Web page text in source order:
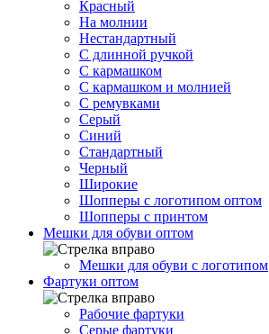
Красный
На молнии
Нестандартный
С длинной ручкой
С кармашком
С кармашком и молнией
С ремувками
Серый
Синий
Стандартный
Черный
Широкие
Шопперы с логотипом оптом
Шопперы с принтом
Мешки для обуви оптом
Мешки для обуви с логотипом
Фартуки оптом
Рабочие фартуки
Серые фартуки